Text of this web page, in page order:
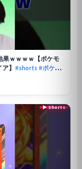
果ｗｗｗｗ【ポケモ
】 #shorts #ポケモ